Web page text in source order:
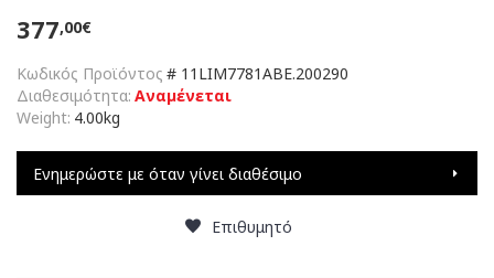
Κωδικός Προϊόντος # 11LIM7781ABE.200290
Διαθεσιμότητα: Αναμένεται
Weight: 4.00kg
377,00€
Ενημερώστε με όταν γίνει διαθέσιμο
Επιθυμητό